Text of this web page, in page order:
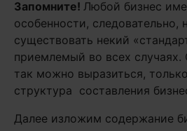
Запомните! Любой бизнес
особенности, следовательно,
существовать некий
приемлемый во всех случаях.
так можно выразиться,
структура составления
Далее изложим содержание